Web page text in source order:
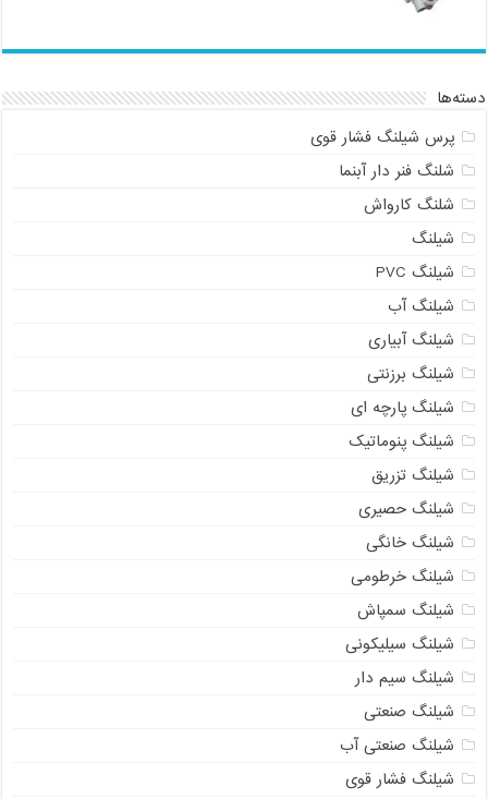
دسته‌ها
پرس شیلنگ فشار قوی
شلنگ فنر دار آبنما
شلنگ کارواش
شیلنگ
شیلنگ PVC
شیلنگ آب
شیلنگ آبیاری
شیلنگ برزنتی
شیلنگ پارچه ای
شیلنگ پنوماتیک
شیلنگ تزریق
شیلنگ حصیری
شیلنگ خانگی
شیلنگ خرطومی
شیلنگ سمپاش
شیلنگ سیلیکونی
شیلنگ سیم دار
شیلنگ صنعتی
شیلنگ صنعتی آب
شیلنگ فشار قوی